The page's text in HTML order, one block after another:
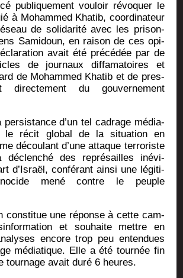
publi­que­ment vou­loir révo­quer le
à Moham­med Kha­tib, coor­di­na­teur
de soli­da­ri­té avec les pri­son­
Sami­doun, en rai­son de ces opi­
avait été pré­cé­dée par de
de jour­naux dif­fa­ma­toires et
de Moham­med Kha­tib et de pres­
direc­te­ment du gou­ver­ne­ment
per­sis­tance d’un tel cadrage média­
le récit glo­bal de la situa­tion en
décou­lant d’une attaque ter­ro­riste
déclen­ché des repré­sailles inévi­
d’Is­raël, confé­rant ain­si une légi­ti­
mené contre le peuple
consti­tue une réponse à cette cam­
et sou­haite mettre en
encore trop peu enten­dues
média­tique. Elle a été tour­née fin
tour­nage avait duré 6 heures.